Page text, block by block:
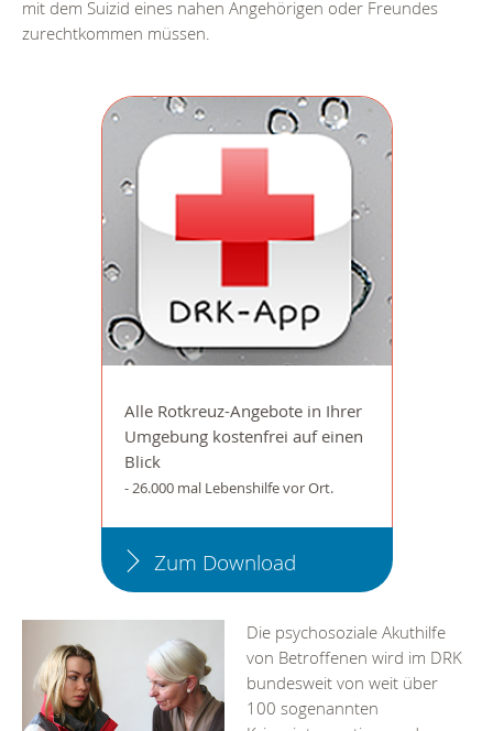
mit dem Suizid eines nahen Angehörigen oder Freundes
zurechtkommen müssen.
Alle Rotkreuz-Angebote in Ihrer
Umgebung kostenfrei auf einen
Blick
- 26.000 mal Lebenshilfe vor Ort.
Zum Download
Die psychosoziale Akuthilfe
von Betroffenen wird im DRK
bundesweit von weit über
100 sogenannten